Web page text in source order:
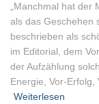
„Manchmal hat
als das Geschehen
beschrieben als
im Editorial, dem
der Aufzählung
Energie, Vor-Erfolg,
Weiterlesen